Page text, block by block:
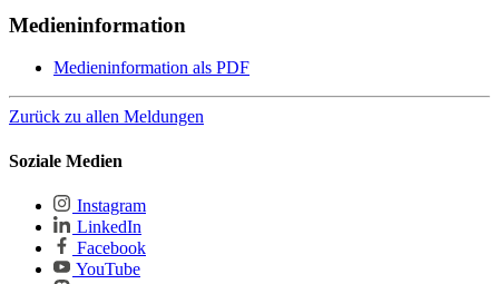
Medieninformation
Medieninformation als PDF
Zurück zu allen Meldungen
Soziale Medien
Instagram
LinkedIn
Facebook
YouTube